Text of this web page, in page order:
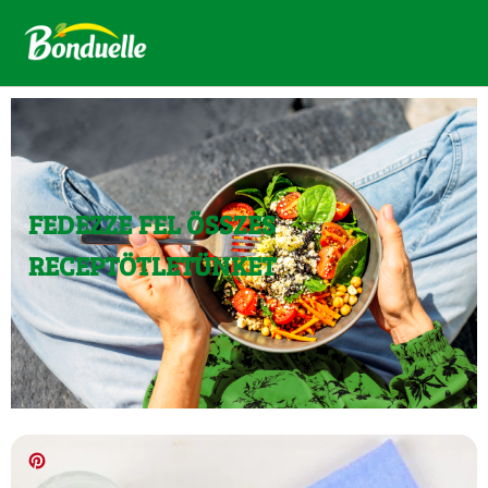
FEDEZZE FEL ÖSSZES
RECEPTÖTLETÜNKET